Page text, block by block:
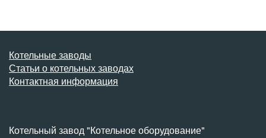
Котельные заводы
Статьи о котельных заводах
Контактная информация
Котельный завод "Котельное оборудование"